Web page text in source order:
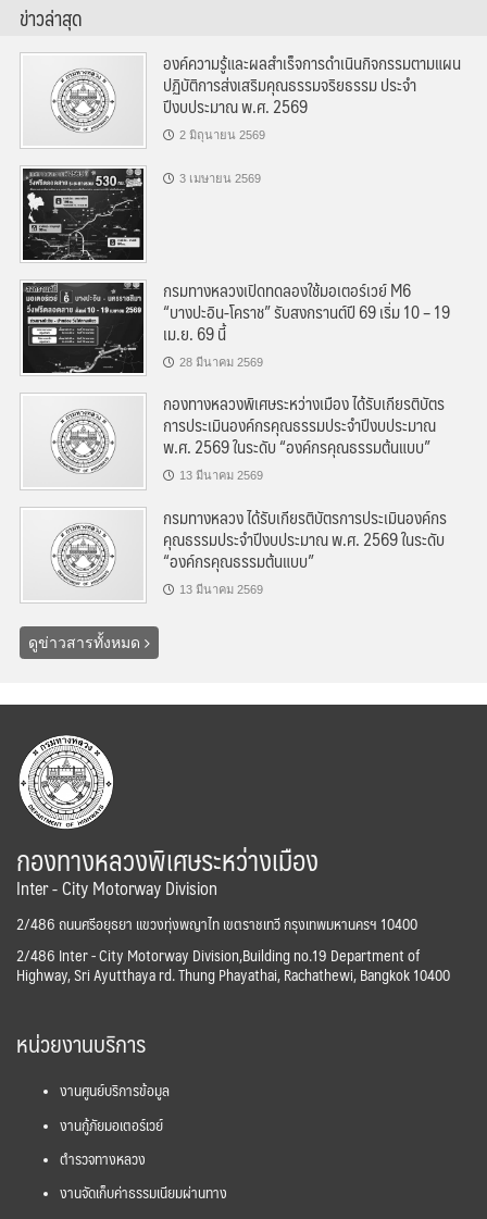
ข่าวล่าสุด
องค์ความรู้และผลสำเร็จการดำเนินกิจกรรมตามแผน
ปฏิบัติการส่งเสริมคุณธรรมจริยธรรม ประจำ
ปีงบประมาณ พ.ศ. 2569
2 มิถุนายน 2569
3 เมษายน 2569
กรมทางหลวงเปิดทดลองใช้มอเตอร์เวย์ M6
“บางปะอิน-โคราช” รับสงกรานต์ปี 69 เริ่ม 10 – 19
เม.ย. 69 นี้
28 มีนาคม 2569
กองทางหลวงพิเศษระหว่างเมือง ได้รับเกียรติบัตร
การประเมินองค์กรคุณธรรมประจำปีงบประมาณ
พ.ศ. 2569 ในระดับ “องค์กรคุณธรรมต้นแบบ”
13 มีนาคม 2569
กรมทางหลวง ได้รับเกียรติบัตรการประเมินองค์กร
คุณธรรมประจำปีงบประมาณ พ.ศ. 2569 ในระดับ
“องค์กรคุณธรรมต้นแบบ”
13 มีนาคม 2569
ดูข่าวสารทั้งหมด
กองทางหลวงพิเศษระหว่างเมือง
Inter - City Motorway Division
2/486 ถนนศรีอยุธยา แขวงทุ่งพญาไท เขตราชเทวี กรุงเทพมหานครฯ 10400
2/486 Inter - City Motorway Division,Building no.19 Department of
Highway, Sri Ayutthaya rd. Thung Phayathai, Rachathewi, Bangkok 10400
หน่วยงานบริการ
งานศูนย์บริการข้อมูล
งานกู้ภัยมอเตอร์เวย์
ตำรวจทางหลวง
งานจัดเก็บค่าธรรมเนียมผ่านทาง